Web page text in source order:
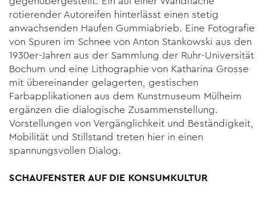
rotierender Autoreifen hinterlässt einen stetig
anwachsenden Haufen Gummiabrieb. Eine Fotografie
von Spuren im Schnee von Anton Stankowski aus den
1930er-Jahren aus der Sammlung der Ruhr-Universität
Bochum und eine Lithographie von Katharina Grosse
mit übereinander gelagerten, gestischen
Farbapplikationen aus dem Kunstmuseum Mülheim
ergänzen die dialogische Zusammenstellung.
Vorstellungen von Vergänglichkeit und Beständigkeit,
Mobilität und Stillstand treten hier in einen
spannungsvollen Dialog.
SCHAUFENSTER AUF DIE KONSUMKULTUR